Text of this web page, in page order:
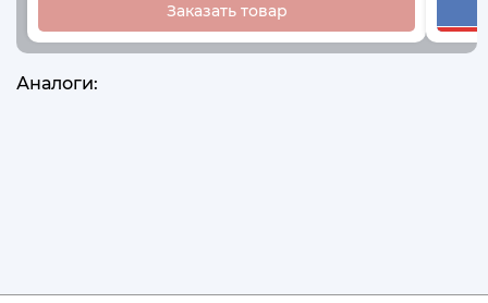
Заказать товар
Аналоги: